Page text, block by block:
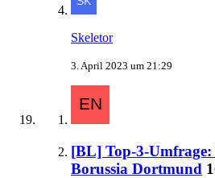
Skeletor
3. April 2023 um 21:29
[BL] Top-3-
Borussia Dortmund